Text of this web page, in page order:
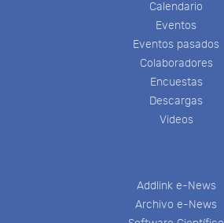
Calendario
Eventos
Eventos pasados
Colaboradores
Encuestas
Descargas
Videos
Addlink e-News
Archivo e-News